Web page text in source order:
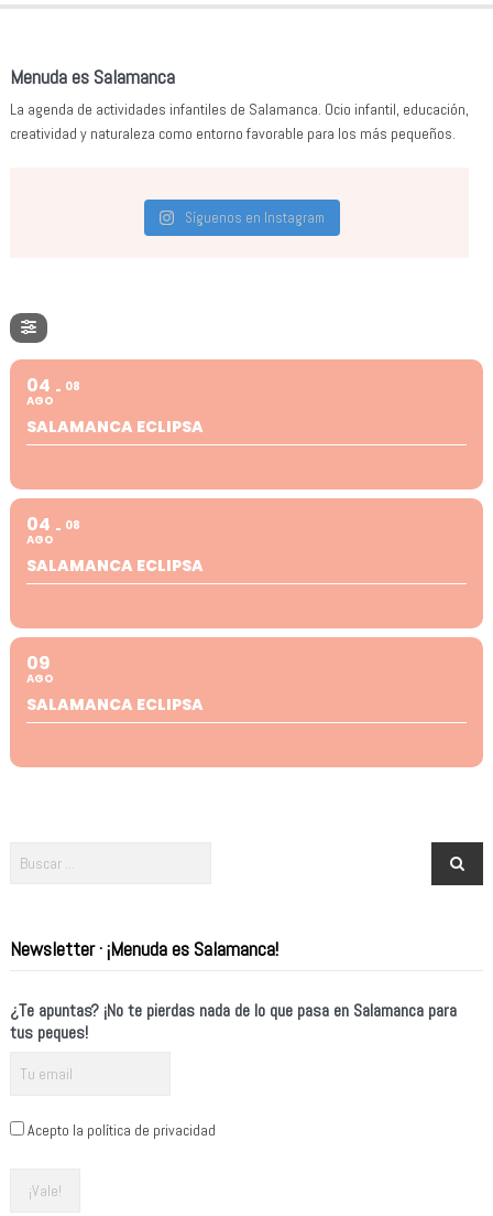
Menuda es Salamanca
La agenda de actividades infantiles de Salamanca. Ocio infantil, educación,
creatividad y naturaleza como entorno favorable para los más pequeños.
Síguenos en Instagram
04
AGO
08
SALAMANCA ECLIPSA
04
AGO
08
SALAMANCA ECLIPSA
09
AGO
SALAMANCA ECLIPSA
Newsletter · ¡Menuda es Salamanca!
¿Te apuntas? ¡No te pierdas nada de lo que pasa en Salamanca para
tus peques!
Acepto la política de privacidad